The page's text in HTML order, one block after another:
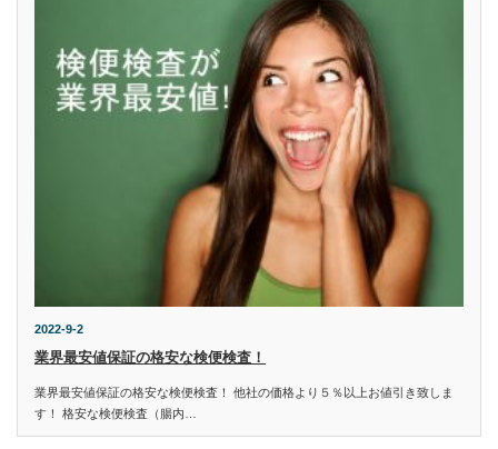
2022-9-2
業界最安値保証の格安な検便検査！
業界最安値保証の格安な検便検査！ 他社の価格より５％以上お値引き致しま
す！ 格安な検便検査（腸内…